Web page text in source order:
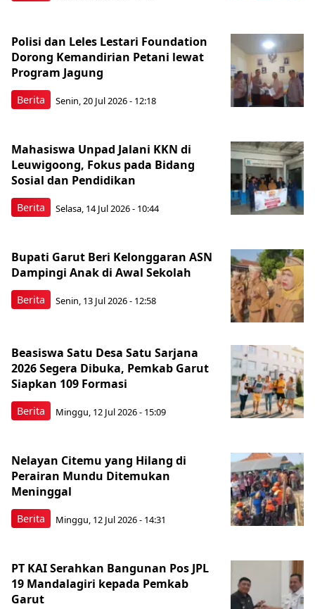
Berita
Polisi dan Leles Lestari Foundation
Dorong Kemandirian Petani lewat
Program Jagung
Senin, 20 Jul 2026 - 12:18
Berita
Mahasiswa Unpad Jalani KKN di
Leuwigoong, Fokus pada Bidang
Sosial dan Pendidikan
Selasa, 14 Jul 2026 - 10:44
Berita
Bupati Garut Beri Kelonggaran ASN
Dampingi Anak di Awal Sekolah
Senin, 13 Jul 2026 - 12:58
Berita
Beasiswa Satu Desa Satu Sarjana
2026 Segera Dibuka, Pemkab Garut
Siapkan 109 Formasi
Minggu, 12 Jul 2026 - 15:09
Berita
Nelayan Citemu yang Hilang di
Perairan Mundu Ditemukan
Meninggal
Minggu, 12 Jul 2026 - 14:31
PT KAI Serahkan Bangunan Pos JPL
19 Mandalagiri kepada Pemkab
Garut